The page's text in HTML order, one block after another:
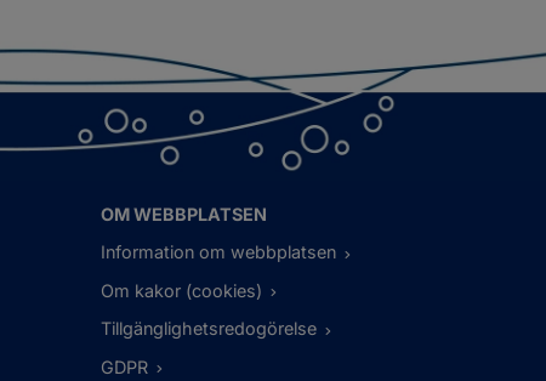
OM WEBBPLATSEN
Information om webbplatsen
Om kakor (cookies)
Tillgänglighetsredogörelse
GDPR